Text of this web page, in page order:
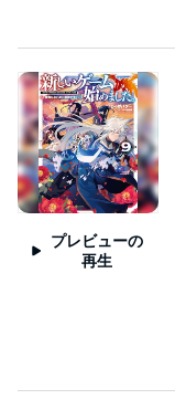
プレビューの
再生